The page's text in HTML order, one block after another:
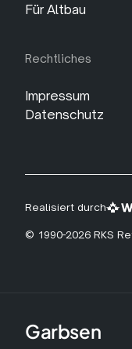
Für Altbau
Rechtliches
Impressum
Datenschutz
© 1990-2026 RKS
Realisiert durch
Garbsen